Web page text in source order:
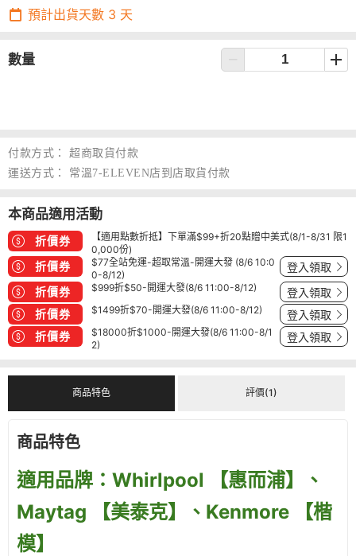
預計出貨天數 3 天
數量
付款方式：
超商取貨付款
運送方式：
常溫7-ELEVEN店到店取貨付款
本商品適用活動
折價券
【適用點數折抵】下單滿$99+折20點贈中美式(8/1-8/31 限1
0,000份)
折價券
$77全站免運-超取常溫-開運大發 (8/6 10:0
0-8/12)
登入領取
折價券 $999折$50-開運大發(8/6 11:00-8/12) 登入領取
折價券 $1499折$70-開運大發(8/6 11:00-8/12) 登入領取
折價券
$18000折$1000-開運大發(8/6 11:00-8/1
2)
登入領取
商品特色 評價(1)
商品特色
適用品牌：Whirlpool 【惠而浦】、
Maytag 【美泰克】、Kenmore 【楷
模】